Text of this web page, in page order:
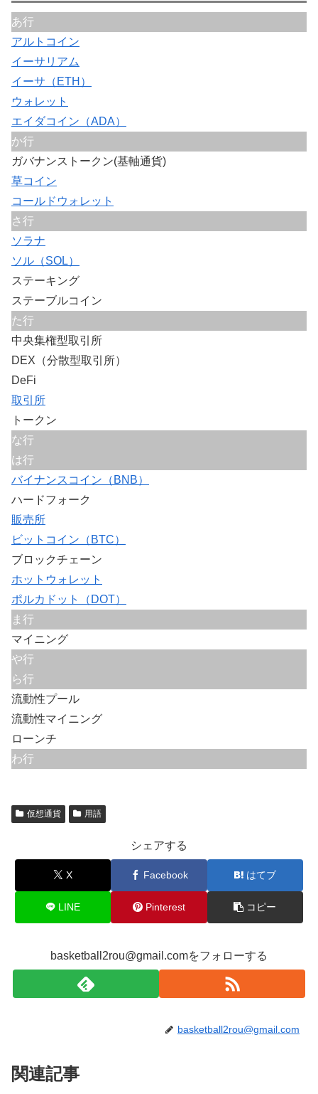
あ行
アルトコイン
イーサリアム
イーサ（ETH）
ウォレット
エイダコイン（ADA）
か行
ガバナンストークン(基軸通貨)
草コイン
コールドウォレット
さ行
ソラナ
ソル（SOL）
ステーキング
ステーブルコイン
た行
中央集権型取引所
DEX（分散型取引所）
DeFi
取引所
トークン
な行
は行
バイナンスコイン（BNB）
ハードフォーク
販売所
ビットコイン（BTC）
ブロックチェーン
ホットウォレット
ポルカドット（DOT）
ま行
マイニング
や行
ら行
流動性プール
流動性マイニング
ローンチ
わ行
仮想通貨 用語
シェアする
X Facebook はてブ
LINE Pinterest コピー
basketball2rou@gmail.comをフォローする
basketball2rou@gmail.com
関連記事